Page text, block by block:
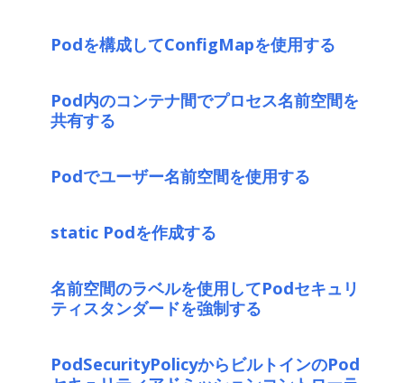
Podを構成してConfigMapを使用する
Pod内のコンテナ間でプロセス名前空間を
共有する
Podでユーザー名前空間を使用する
static Podを作成する
名前空間のラベルを使用してPodセキュリ
ティスタンダードを強制する
PodSecurityPolicyからビルトインのPod